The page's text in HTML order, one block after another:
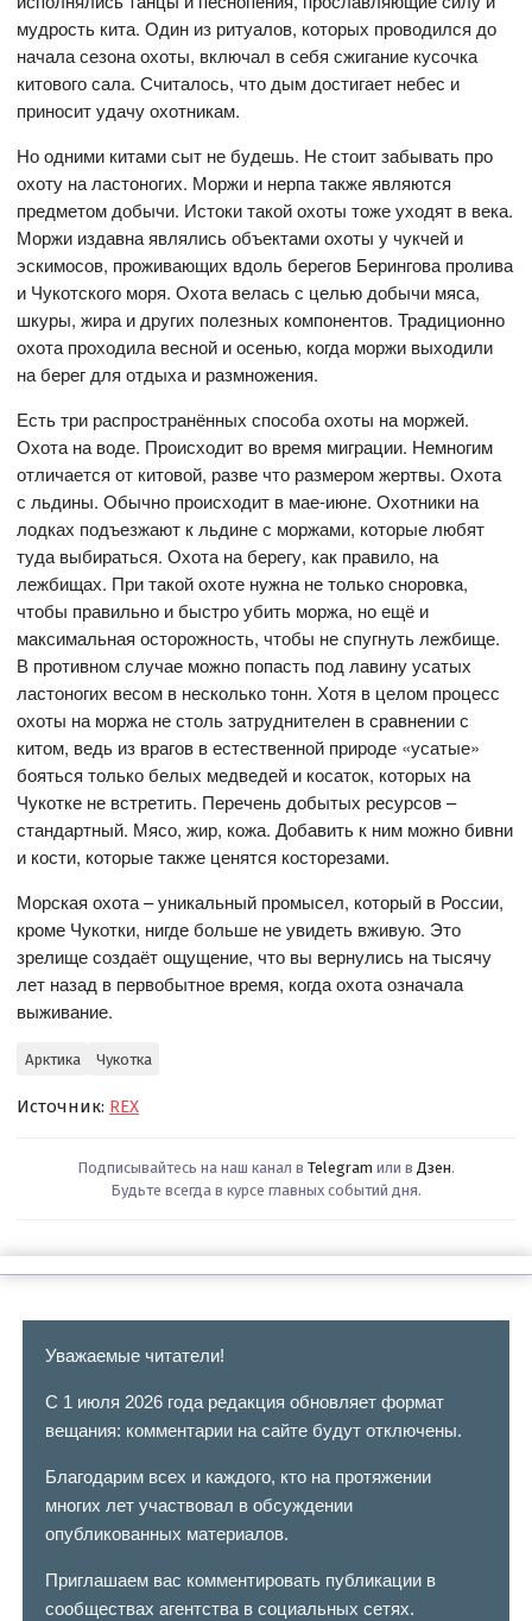
мудрость кита. Один из ритуалов, которых проводился до
начала сезона охоты, включал в себя сжигание кусочка
китового сала. Считалось, что дым достигает небес и
приносит удачу охотникам.
Но одними китами сыт не будешь. Не стоит забывать про
охоту на ластоногих. Моржи и нерпа также являются
предметом добычи. Истоки такой охоты тоже уходят в века.
Моржи издавна являлись объектами охоты у чукчей и
эскимосов, проживающих вдоль берегов Берингова пролива
и Чукотского моря. Охота велась с целью добычи мяса,
шкуры, жира и других полезных компонентов. Традиционно
охота проходила весной и осенью, когда моржи выходили
на берег для отдыха и размножения.
Есть три распространённых способа охоты на моржей.
Охота на воде. Происходит во время миграции. Немногим
отличается от китовой, разве что размером жертвы. Охота
с льдины. Обычно происходит в мае-июне. Охотники на
лодках подъезжают к льдине с моржами, которые любят
туда выбираться. Охота на берегу, как правило, на
лежбищах. При такой охоте нужна не только сноровка,
чтобы правильно и быстро убить моржа, но ещё и
максимальная осторожность, чтобы не спугнуть лежбище.
В противном случае можно попасть под лавину усатых
ластоногих весом в несколько тонн. Хотя в целом процесс
охоты на моржа не столь затруднителен в сравнении с
китом, ведь из врагов в естественной природе «усатые»
бояться только белых медведей и косаток, которых на
Чукотке не встретить. Перечень добытых ресурсов –
стандартный. Мясо, жир, кожа. Добавить к ним можно бивни
и кости, которые также ценятся косторезами.
Морская охота – уникальный промысел, который в России,
кроме Чукотки, нигде больше не увидеть вживую. Это
зрелище создаёт ощущение, что вы вернулись на тысячу
лет назад в первобытное время, когда охота означала
выживание.
Арктика Чукотка
Источник: REX
Подписывайтесь на наш канал в Telegram или в Дзен.
Будьте всегда в курсе главных событий дня.
Уважаемые читатели!
С 1 июля 2026 года редакция обновляет формат
вещания: комментарии на сайте будут отключены.
Благодарим всех и каждого, кто на протяжении
многих лет участвовал в обсуждении
опубликованных материалов.
Приглашаем вас комментировать публикации в
сообществах агентства в социальных сетях.